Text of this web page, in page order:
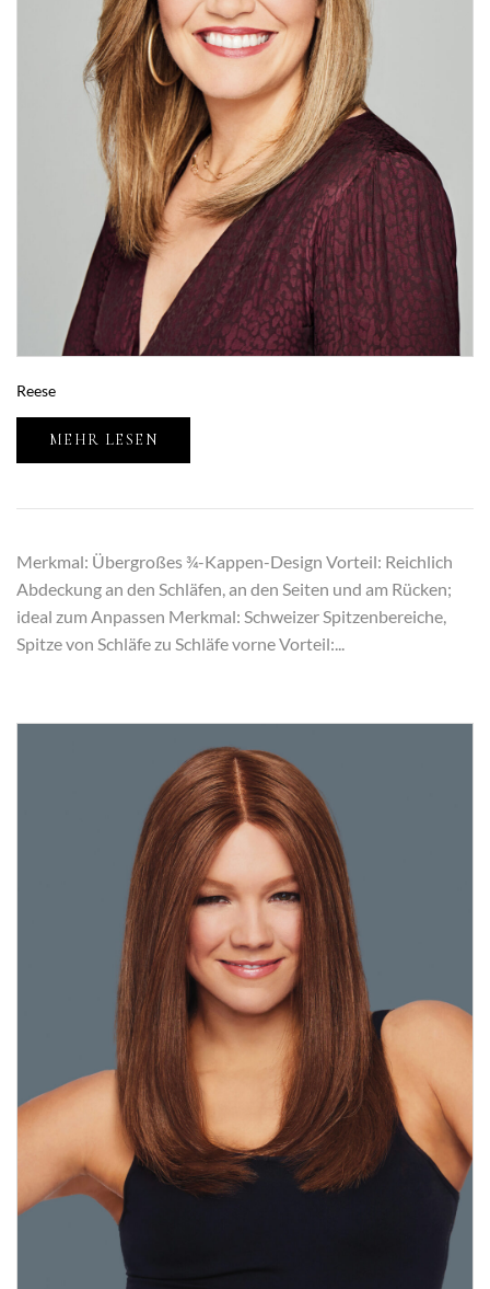
Reese
MEHR LESEN
Merkmal: Übergroßes ¾-Kappen-Design Vorteil: Reichlich
Abdeckung an den Schläfen, an den Seiten und am Rücken;
ideal zum Anpassen Merkmal: Schweizer Spitzenbereiche,
Spitze von Schläfe zu Schläfe vorne Vorteil:...